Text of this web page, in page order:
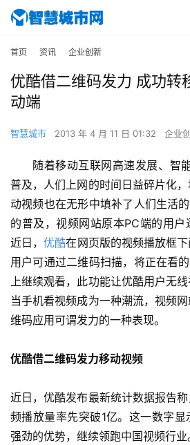
首页 资讯 企业创新
优酷借二维码发力 成功转
动端
智慧城市 2013 年 4 月 11 日 01:32 企业
随着移动互联网高速发展、智
普及，人们上网的时间日益碎片化
动视频也在无形中填补了人们生活
的普及，视频网站原本PC端的用户
近日，优酷在网页版的视频播放框
用户可通过二维码扫描，将正在看
上继续观看，此功能让优酷用户无线
当手机看视频成为一种潮流，视频
维码应用可谓发力的一种表现。
优酷借二维码发力移动视频
近日，优酷发布最新统计数据报告
频播放量率先突破1亿。这一数字
强劲的优势，继续领跑中国视频行业